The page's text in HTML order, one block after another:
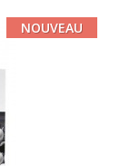
NOUVEAU